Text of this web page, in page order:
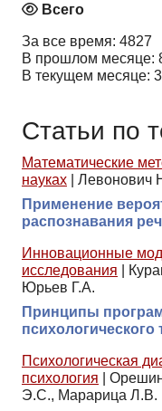
Всего
За все время: 4827
В прошлом месяце:
В текущем месяце: 3
Статьи по
Математические
науках
Левонович
Применение
распознавания
Инновационные
исследования
Юрьев Г.А.
Принципы
психологического
Психологическая
психология
Э.С., Марарица Л.В.